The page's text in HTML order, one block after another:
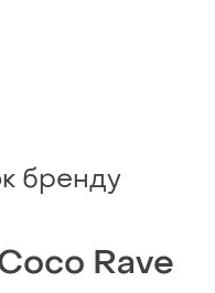
бренду
Rave